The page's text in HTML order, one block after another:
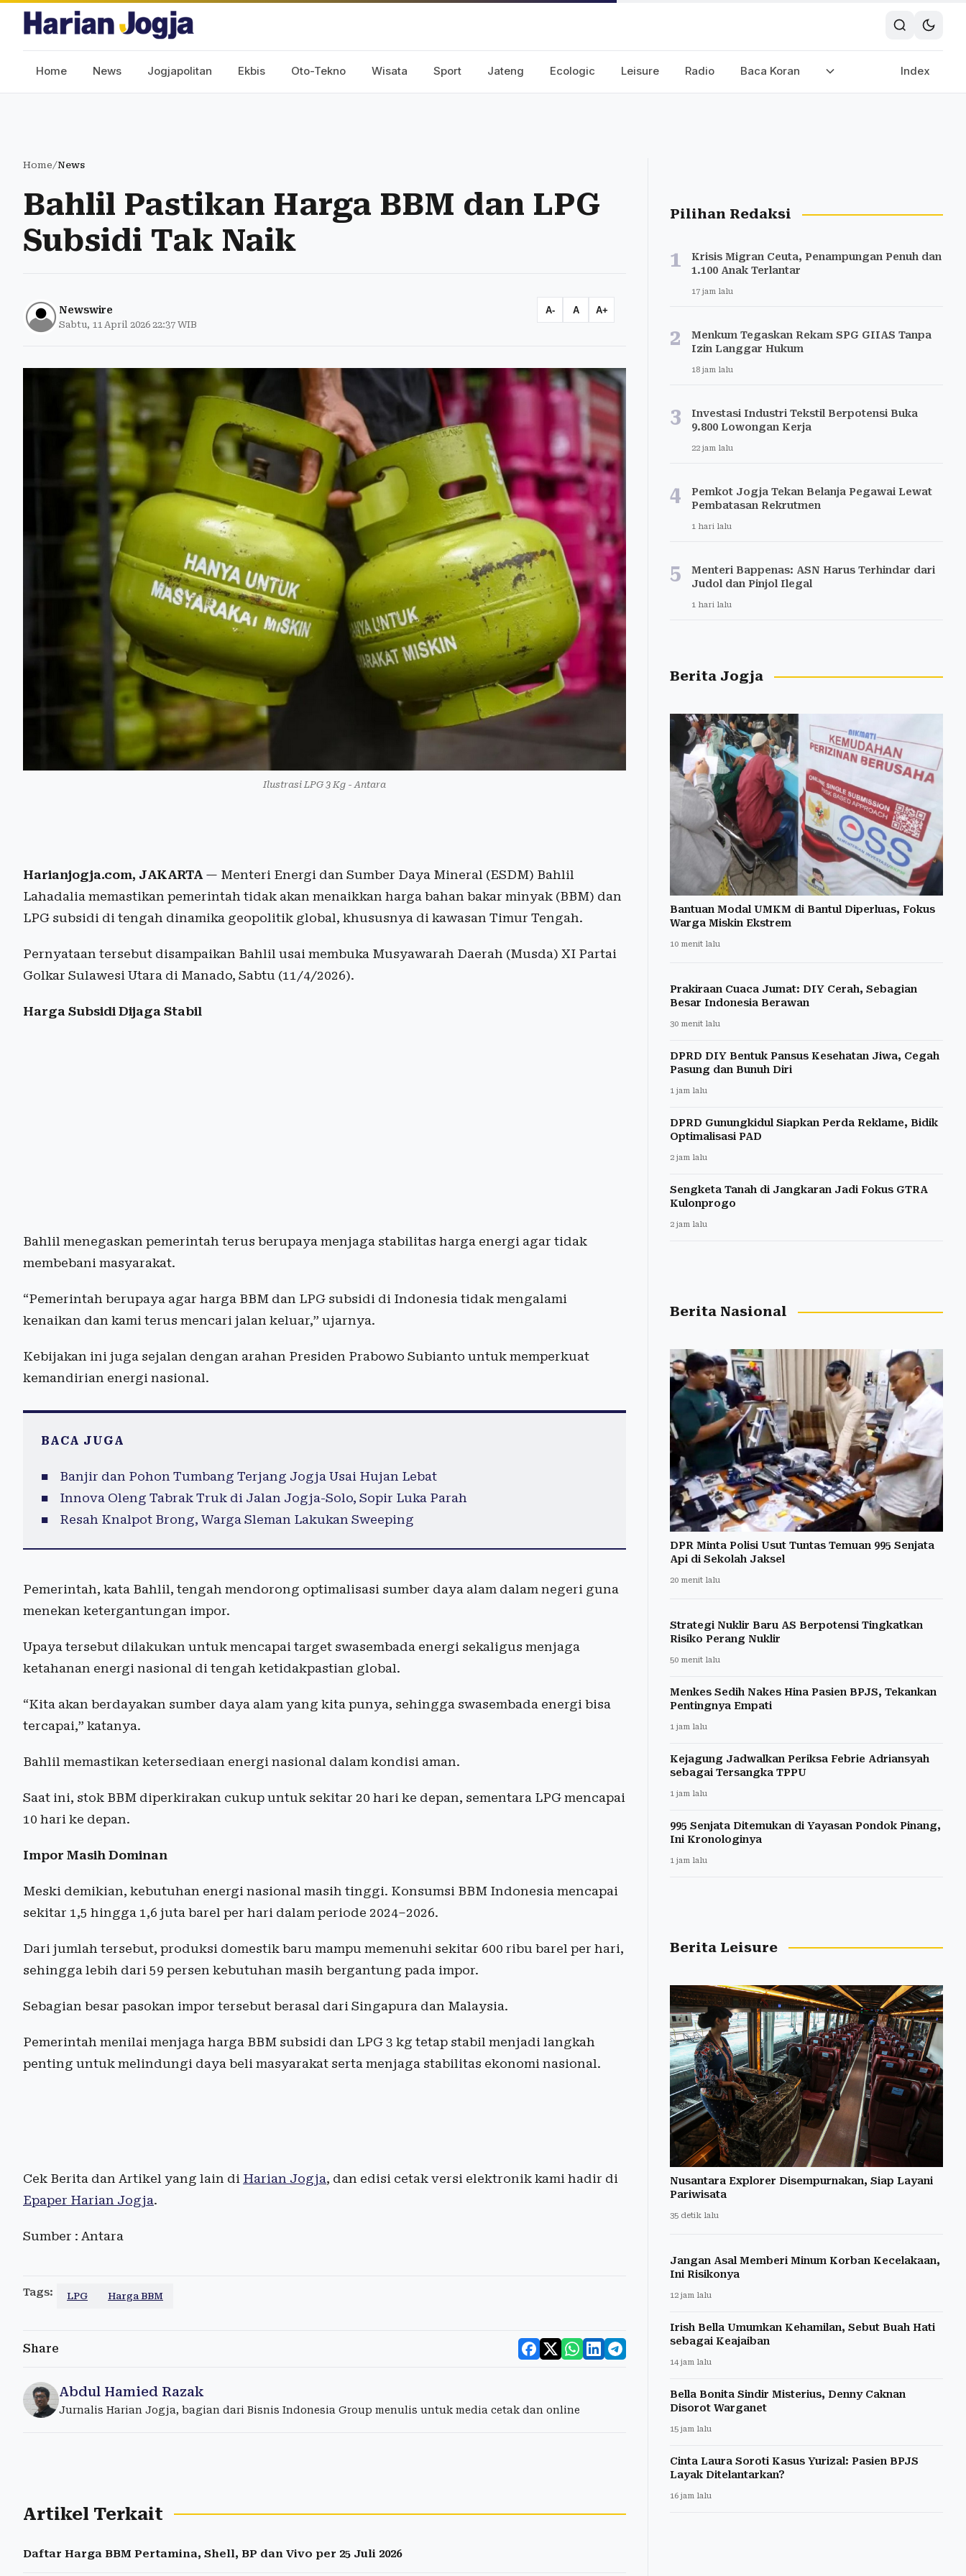
Home News Jogjapolitan Ekbis Oto-Tekno Wisata Sport Jateng Ecologic Leisure Radio Baca Koran Index
Home/News
Bahlil Pastikan Harga BBM dan LPG
Subsidi Tak Naik
Newswire
Sabtu, 11 April 2026 22:37 WIB
A- A A+
Ilustrasi LPG 3 Kg - Antara
Harianjogja.com, JAKARTA — Menteri Energi dan Sumber Daya Mineral (ESDM) Bahlil
Lahadalia memastikan pemerintah tidak akan menaikkan harga bahan bakar minyak (BBM) dan
LPG subsidi di tengah dinamika geopolitik global, khususnya di kawasan Timur Tengah.
Pernyataan tersebut disampaikan Bahlil usai membuka Musyawarah Daerah (Musda) XI Partai
Golkar Sulawesi Utara di Manado, Sabtu (11/4/2026).
Harga Subsidi Dijaga Stabil
Bahlil menegaskan pemerintah terus berupaya menjaga stabilitas harga energi agar tidak
membebani masyarakat.
“Pemerintah berupaya agar harga BBM dan LPG subsidi di Indonesia tidak mengalami
kenaikan dan kami terus mencari jalan keluar,” ujarnya.
Kebijakan ini juga sejalan dengan arahan Presiden Prabowo Subianto untuk memperkuat
kemandirian energi nasional.
BACA JUGA
Banjir dan Pohon Tumbang Terjang Jogja Usai Hujan Lebat
Innova Oleng Tabrak Truk di Jalan Jogja-Solo, Sopir Luka Parah
Resah Knalpot Brong, Warga Sleman Lakukan Sweeping
Pemerintah, kata Bahlil, tengah mendorong optimalisasi sumber daya alam dalam negeri guna
menekan ketergantungan impor.
Upaya tersebut dilakukan untuk mencapai target swasembada energi sekaligus menjaga
ketahanan energi nasional di tengah ketidakpastian global.
“Kita akan berdayakan sumber daya alam yang kita punya, sehingga swasembada energi bisa
tercapai,” katanya.
Bahlil memastikan ketersediaan energi nasional dalam kondisi aman.
Saat ini, stok BBM diperkirakan cukup untuk sekitar 20 hari ke depan, sementara LPG mencapai
10 hari ke depan.
Impor Masih Dominan
Meski demikian, kebutuhan energi nasional masih tinggi. Konsumsi BBM Indonesia mencapai
sekitar 1,5 hingga 1,6 juta barel per hari dalam periode 2024–2026.
Dari jumlah tersebut, produksi domestik baru mampu memenuhi sekitar 600 ribu barel per hari,
sehingga lebih dari 59 persen kebutuhan masih bergantung pada impor.
Sebagian besar pasokan impor tersebut berasal dari Singapura dan Malaysia.
Pemerintah menilai menjaga harga BBM subsidi dan LPG 3 kg tetap stabil menjadi langkah
penting untuk melindungi daya beli masyarakat serta menjaga stabilitas ekonomi nasional.
Cek Berita dan Artikel yang lain di Harian Jogja, dan edisi cetak versi elektronik kami hadir di
Epaper Harian Jogja.
Sumber : Antara
Tags: LPG Harga BBM
Share
Abdul Hamied Razak
Jurnalis Harian Jogja, bagian dari Bisnis Indonesia Group menulis untuk media cetak dan online
Artikel Terkait
Daftar Harga BBM Pertamina, Shell, BP dan Vivo per 25 Juli 2026
Pilihan Redaksi
1
Krisis Migran Ceuta, Penampungan Penuh dan
1.100 Anak Terlantar
17 jam lalu
2
Menkum Tegaskan Rekam SPG GIIAS Tanpa
Izin Langgar Hukum
18 jam lalu
3
Investasi Industri Tekstil Berpotensi Buka
9.800 Lowongan Kerja
22 jam lalu
4
Pemkot Jogja Tekan Belanja Pegawai Lewat
Pembatasan Rekrutmen
1 hari lalu
5
Menteri Bappenas: ASN Harus Terhindar dari
Judol dan Pinjol Ilegal
1 hari lalu
Berita Jogja
Bantuan Modal UMKM di Bantul Diperluas, Fokus
Warga Miskin Ekstrem
10 menit lalu
Prakiraan Cuaca Jumat: DIY Cerah, Sebagian
Besar Indonesia Berawan
30 menit lalu
DPRD DIY Bentuk Pansus Kesehatan Jiwa, Cegah
Pasung dan Bunuh Diri
1 jam lalu
DPRD Gunungkidul Siapkan Perda Reklame, Bidik
Optimalisasi PAD
2 jam lalu
Sengketa Tanah di Jangkaran Jadi Fokus GTRA
Kulonprogo
2 jam lalu
Berita Nasional
DPR Minta Polisi Usut Tuntas Temuan 995 Senjata
Api di Sekolah Jaksel
20 menit lalu
Strategi Nuklir Baru AS Berpotensi Tingkatkan
Risiko Perang Nuklir
50 menit lalu
Menkes Sedih Nakes Hina Pasien BPJS, Tekankan
Pentingnya Empati
1 jam lalu
Kejagung Jadwalkan Periksa Febrie Adriansyah
sebagai Tersangka TPPU
1 jam lalu
995 Senjata Ditemukan di Yayasan Pondok Pinang,
Ini Kronologinya
1 jam lalu
Berita Leisure
Nusantara Explorer Disempurnakan, Siap Layani
Pariwisata
35 detik lalu
Jangan Asal Memberi Minum Korban Kecelakaan,
Ini Risikonya
12 jam lalu
Irish Bella Umumkan Kehamilan, Sebut Buah Hati
sebagai Keajaiban
14 jam lalu
Bella Bonita Sindir Misterius, Denny Caknan
Disorot Warganet
15 jam lalu
Cinta Laura Soroti Kasus Yurizal: Pasien BPJS
Layak Ditelantarkan?
16 jam lalu